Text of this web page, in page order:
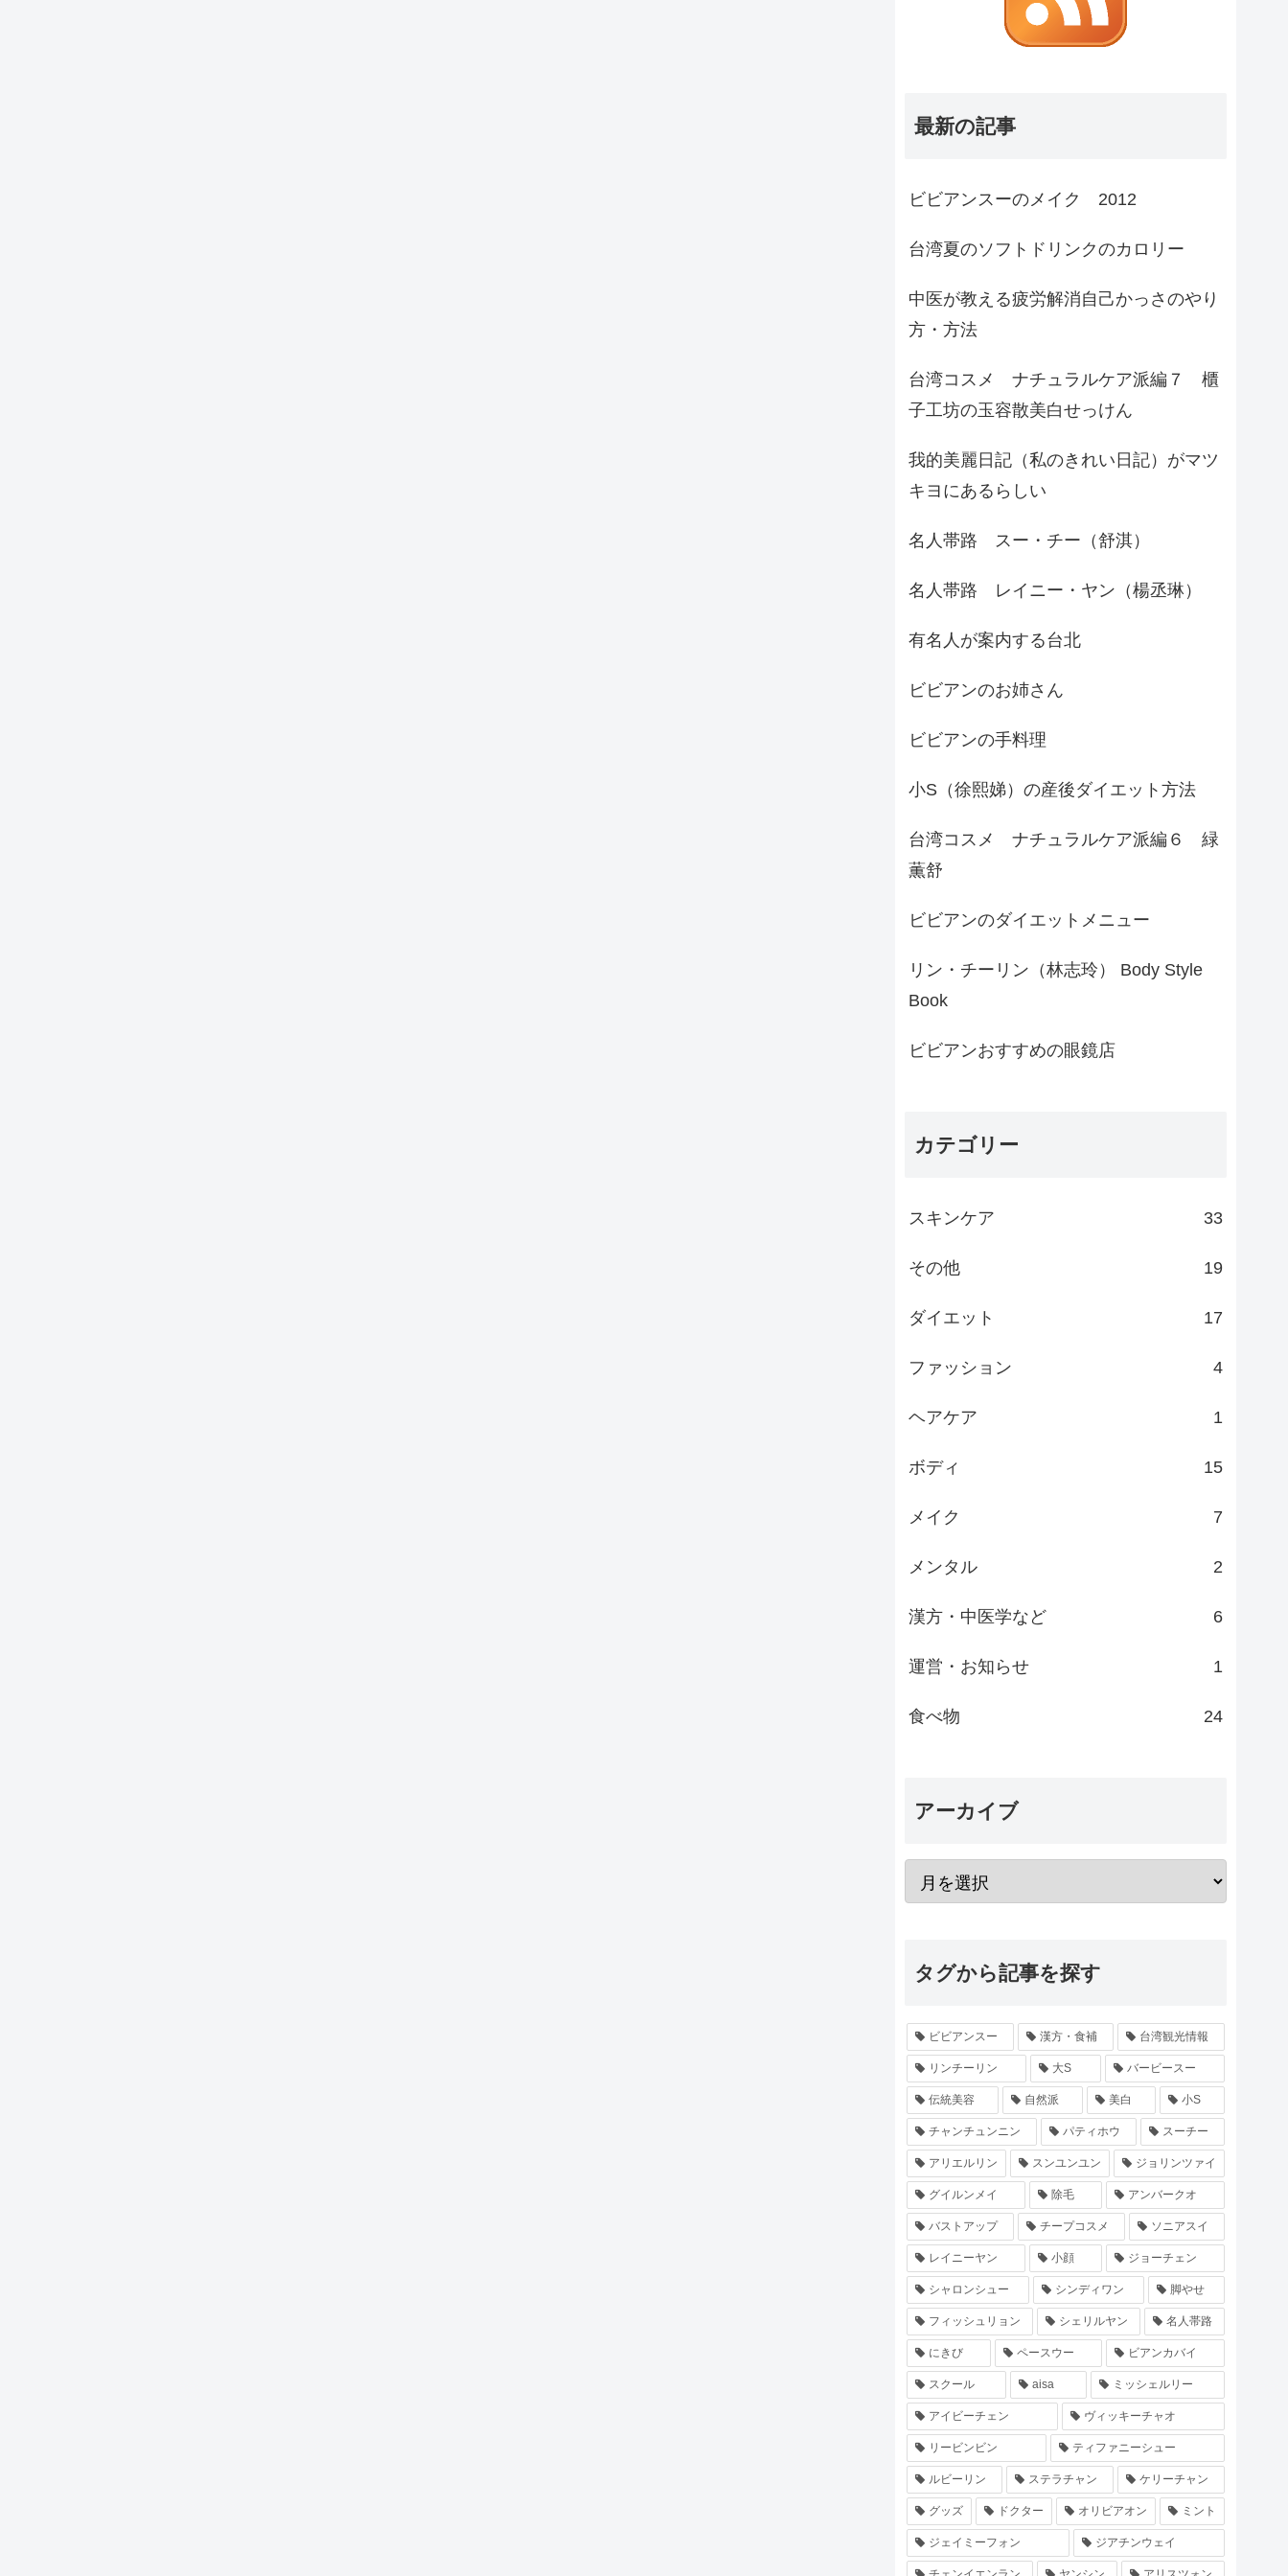
最新の記事
ビビアンスーのメイク 2012
台湾夏のソフトドリンクのカロリー
中医が教える疲労解消自己かっさのやり
方・方法
台湾コスメ ナチュラルケア派編７ 櫃
子工坊の玉容散美白せっけん
我的美麗日記（私のきれい日記）がマツ
キヨにあるらしい
名人帯路 スー・チー（舒淇）
名人帯路 レイニー・ヤン（楊丞琳）
有名人が案内する台北
ビビアンのお姉さん
ビビアンの手料理
小S（徐熙娣）の産後ダイエット方法
台湾コスメ ナチュラルケア派編６ 緑
薫舒
ビビアンのダイエットメニュー
リン・チーリン（林志玲） Body Style
Book
ビビアンおすすめの眼鏡店
カテゴリー
スキンケア 33
その他 19
ダイエット 17
ファッション 4
ヘアケア 1
ボディ 15
メイク 7
メンタル 2
漢方・中医学など 6
運営・お知らせ 1
食べ物 24
アーカイブ
タグから記事を探す
ビビアンスー 漢方・食補 台湾観光情報
リンチーリン 大S バービースー
伝統美容 自然派 美白 小S
チャンチュンニン パティホウ スーチー
アリエルリン スンユンユン ジョリンツァイ
グイルンメイ 除毛 アンバークオ
バストアップ チープコスメ ソニアスイ
レイニーヤン 小顔 ジョーチェン
シャロンシュー シンディワン 脚やせ
フィッシュリョン シェリルヤン 名人帯路
にきび ペースウー ビアンカバイ
スクール aisa ミッシェルリー
アイビーチェン ヴィッキーチャオ
リービンビン ティファニーシュー
ルビーリン ステラチャン ケリーチャン
グッズ ドクター オリビアオン ミント
ジェイミーフォン ジアチンウェイ